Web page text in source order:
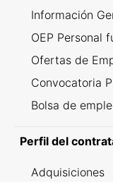
Información
OEP Personal
Ofertas de
Convocatoria
Bolsa de
Perfil del
Adquisiciones